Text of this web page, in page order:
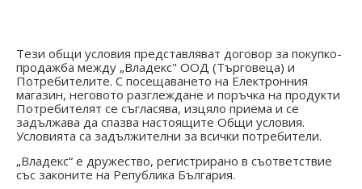
Тези общи условия представляват договор за покупко-
продажба между „Владекс" ООД (Търговеца) и
Потребителите. С посещаването на Електронния
магазин, неговото разглеждане и поръчка на продукти
Потребителят се съгласява, изцяло приема и се
задължава да спазва настоящите Общи условия.
Условията са задължителни за всички потребители.
„Владекс“ е дружество, регистрирано в съответствие
със законите на Република България.